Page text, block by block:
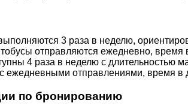
3 раза в неделю,
отправляются ежедневно, время
4 раза в неделю с длительностью
ежедневными отправлениями, время в
по бронированию